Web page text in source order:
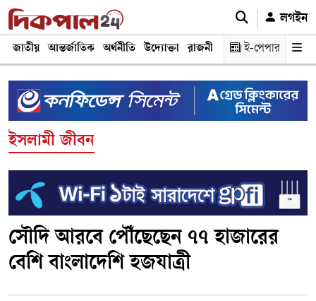
লগইন
জাতীয় আন্তর্জাতিক অর্থনীতি উদ্যোক্তা রাজনীতি শিক্ষা স্বাস্থ্য ও
ই-পেপার
ইসলামী জীবন
সৌদি আরবে পৌঁছেছেন ৭৭ হাজারের
বেশি বাংলাদেশি হজযাত্রী